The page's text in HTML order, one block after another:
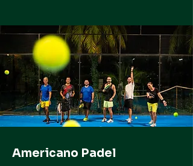
Americano Padel